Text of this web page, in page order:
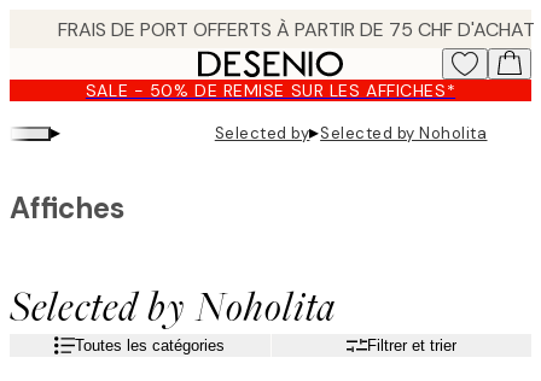
content.SALE - 50% DE REMISE SUR LES AFFICHES*
▸ Selected by▸Selected by Noholita
Selected by Noholita
Affiches
Toutes les catégories Filtrer et trier